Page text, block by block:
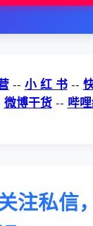
-- 小 红 书 --
微博干货 -- 哔
注私信